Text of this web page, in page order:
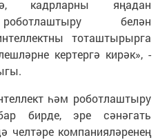
кадрларны яңадан
белән
тоташтырырга
кертергә кирәк», -
һәм роботлаштыру
бирде, эре сәнәгать
челтәре компанияләренең